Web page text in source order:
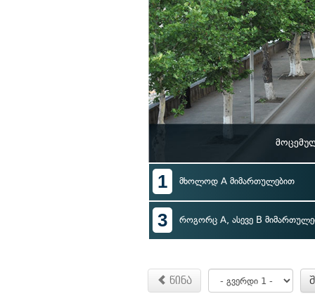
1 მხოლოდ A მიმართულებით
3 როგორც A, ასევე B
წინა